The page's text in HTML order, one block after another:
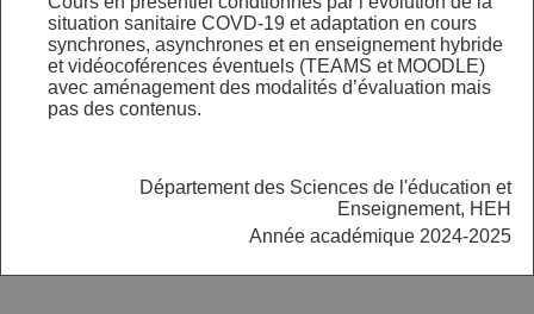
situation sanitaire COVD-19 et adaptation en cours
synchrones, asynchrones et en enseignement hybride
et vidéocoférences éventuels (TEAMS et MOODLE)
avec aménagement des modalités d’évaluation mais
pas des contenus.
Département des Sciences de l'éducation et
Enseignement, HEH
Année académique 2024-2025